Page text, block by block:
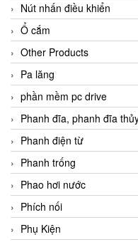
Nút nhấn điều khiển
Ổ cắm
Other Products
Pa lăng
phần mềm pc drive
Phanh đĩa, phanh đĩa
Phanh điện từ
Phanh trống
Phao hơi nước
Phích nối
Phụ Kiện